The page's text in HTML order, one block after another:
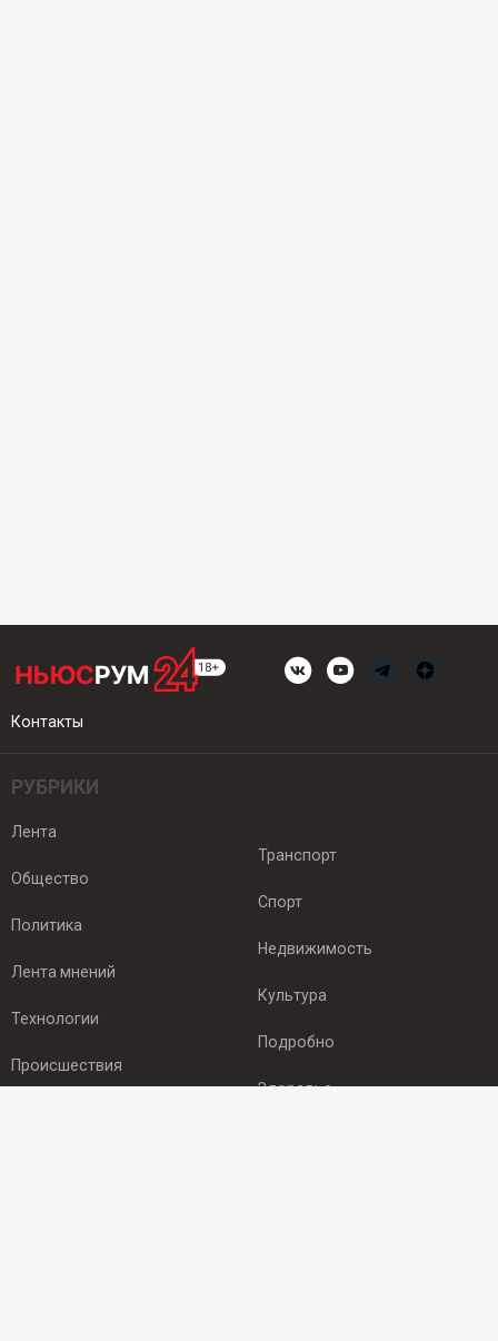
Контакты
РУБРИКИ
Лента
Общество
Политика
Лента мнений
Технологии
Происшествия
Транспорт
Спорт
Недвижимость
Культура
Подробно
Здоровье